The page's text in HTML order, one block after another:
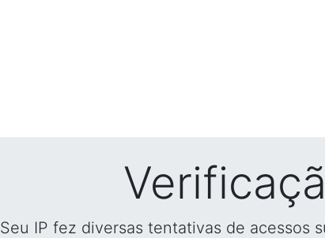
Seu IP fez diversas tentativas de acessos